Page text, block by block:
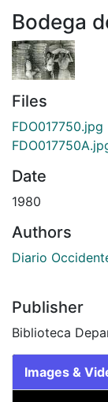
Bodega
Files
FDO017750.jpg
Date
1980
Authors
Diario
Publisher
Biblioteca
Images &